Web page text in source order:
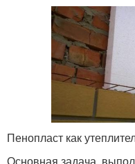
Пенопласт как
Основная задача,